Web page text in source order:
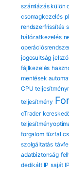
számlázás külön
csomagkezelés
rendszerfrissítés
hálózatkezelés
jogosultság
fájlkezelés
mentések
CPU
teljesítmény
cTrader
forgalom tűzfal
szolgáltatás
adatbiztonság
dedikált IP saját IP